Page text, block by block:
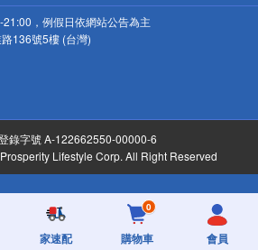
，例假日依網站公告為主
136號5樓 (台灣)
錄字號 A-122662550-00000-6
Lifestyle Corp. All Right Reserved
家速配
0
購物車 會員